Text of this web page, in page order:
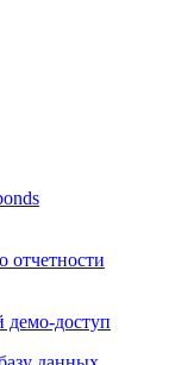
отчетности
демо-доступ